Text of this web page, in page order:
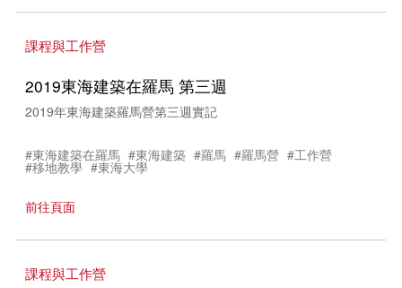
課程與工作營
2019東海建築在羅馬 第三週
2019年東海建築羅馬營第三週實記
#東海建築在羅馬 #東海建築 #羅馬 #羅馬營 #工作營
#移地教學 #東海大學
前往頁面
課程與工作營